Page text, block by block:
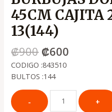
45CM CAJITA
13(144)
₡900 ₡600
CODIGO :843510
BULTOS :144